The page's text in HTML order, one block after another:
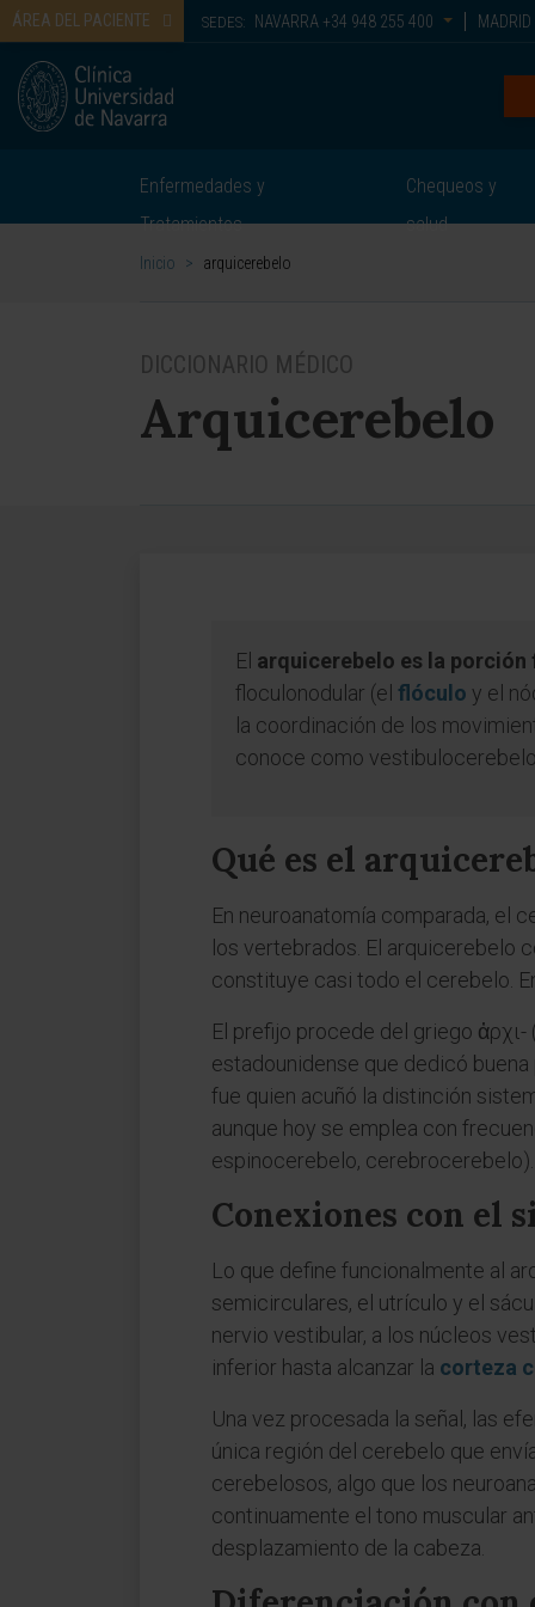
ÁREA DEL PACIENTE SEDES: NAVARRA +34 948 255 400 MADRID
Enfermedades y
Tratamientos
Chequeos y
salud
Inicio > arquicerebelo
DICCIONARIO MÉDICO
Arquicerebelo
El arquicerebelo es la
floculonodular (el flóculo y el
la coordinación de los
conoce como vestibulocerebelo.
Qué es el
En neuroanatomía comparada, el
los vertebrados. El arquicerebelo
constituye casi todo el cerebelo.
El prefijo procede del griego ἀρχι-
estadounidense que dedicó
fue quien acuñó la distinción
aunque hoy se emplea con
espinocerebelo, cerebrocerebelo).
Conexiones con el
Lo que define funcionalmente al
semicirculares, el utrículo y el
nervio vestibular, a los núcleos
inferior hasta alcanzar la corteza
Una vez procesada la señal, las
única región del cerebelo que
cerebelosos, algo que los
continuamente el tono muscular
desplazamiento de la cabeza.